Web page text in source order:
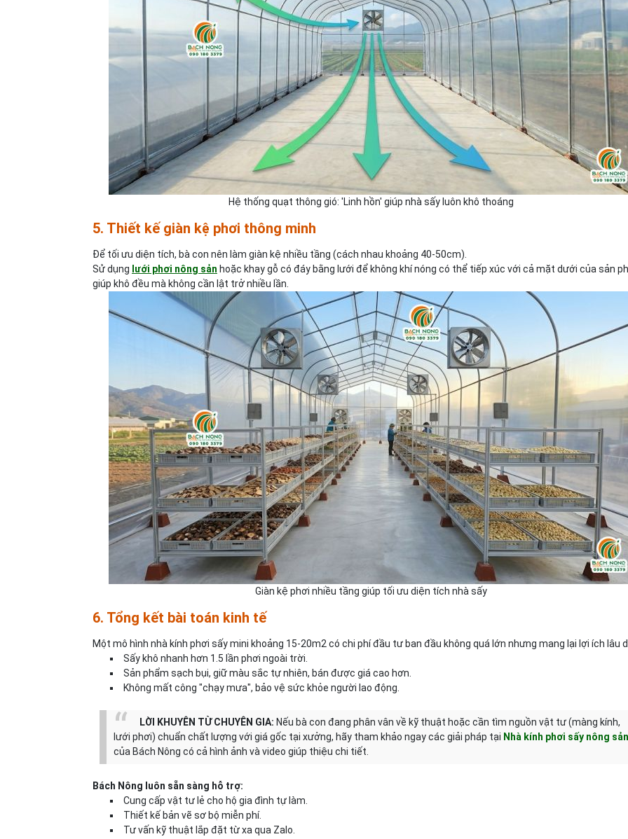
Hệ thống quạt thông gió: 'Linh hồn' giúp nhà sấy luôn khô thoáng
5. Thiết kế giàn kệ phơi thông minh
Để tối ưu diện tích, bà con nên làm giàn kệ nhiều tầng (cách nhau khoảng 40-50cm).
Sử dụng lưới phơi nông sản hoặc khay gỗ có đáy bằng lưới để không khí nóng có thể tiếp xúc với cả mặt dưới của sản
giúp khô đều mà không cần lật trở nhiều lần.
Giàn kệ phơi nhiều tầng giúp tối ưu diện tích nhà sấy
6. Tổng kết bài toán kinh tế
Một mô hình nhà kính phơi sấy mini khoảng 15-20m2 có chi phí đầu tư ban đầu không quá lớn nhưng mang lại lợi ích lâu
Sấy khô nhanh hơn 1.5 lần phơi ngoài trời.
Sản phẩm sạch bụi, giữ màu sắc tự nhiên, bán được giá cao hơn.
Không mất công "chạy mưa", bảo vệ sức khỏe người lao động.
LỜI KHUYÊN TỪ CHUYÊN GIA: Nếu bà con đang phân vân về kỹ thuật hoặc cần tìm nguồn vật tư (màng kính,
lưới phơi) chuẩn chất lượng với giá gốc tại xưởng, hãy tham khảo ngay các giải pháp tại Nhà kính phơi sấy nông sản
của Bách Nông có cả hình ảnh và video giúp thiệu chi tiết.
Bách Nông luôn sẵn sàng hỗ trợ:
Cung cấp vật tư lẻ cho hộ gia đình tự làm.
Thiết kế bản vẽ sơ bộ miễn phí.
Tư vấn kỹ thuật lắp đặt từ xa qua Zalo.